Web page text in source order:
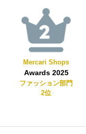
Mercari Shops
Awards 2025
ファッション部門
2位